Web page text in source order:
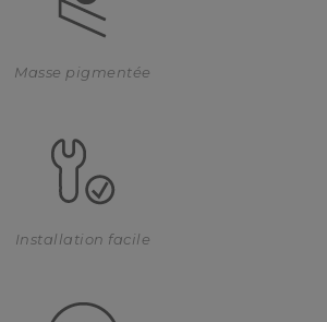
Masse pigmentée
Installation facile